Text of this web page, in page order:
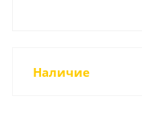
Наличие